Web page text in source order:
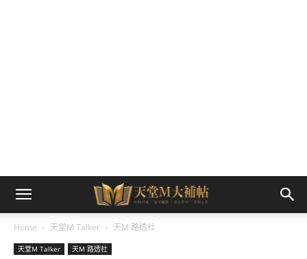
Home 天堂M Talker 天M 路透社
天堂M Talker 天M 路透社